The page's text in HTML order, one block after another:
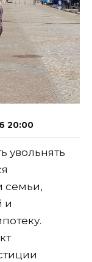
20:00
увольнять
семьи,
и